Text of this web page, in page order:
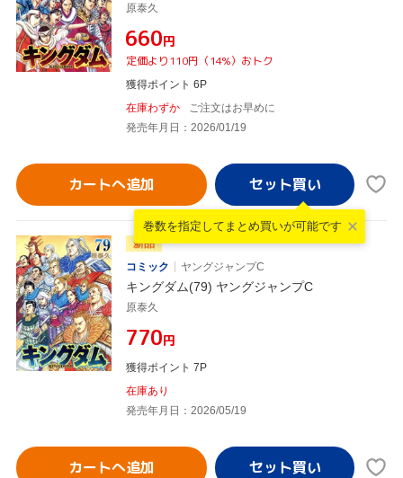
原泰久
¥660円
定価より110円（14%）おトク
獲得ポイント 6P
在庫わずか
ご注文はお早めに
発売年月日：2026/01/19
カートへ追加
巻数を指定して まとめ買いが可能です
新品
コミック
ヤングジャンプC
キングダム(79) ヤングジャンプC
原泰久
¥770円
獲得ポイント 7P
在庫あり
発売年月日：2026/05/19
カートへ追加